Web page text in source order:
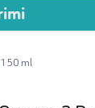
150 ml